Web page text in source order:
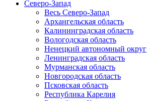
Северо-Запад
Весь Северо-Запад
Архангельская область
Калининградская область
Вологодская область
Ненецкий автономный округ
Ленинградская область
Мурманская область
Новгородская область
Псковская область
Республика Карелия